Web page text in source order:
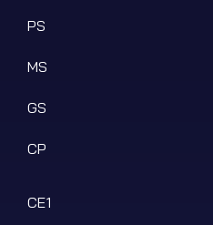
PS
MS
GS
CP
CE1